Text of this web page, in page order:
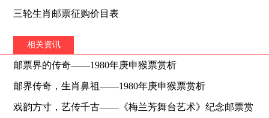
三轮生肖邮票征购价目表
相关资讯
邮票界的传奇——1980年庚申猴票赏析
邮界传奇，生肖鼻祖——1980年庚申猴票赏析
戏韵方寸，艺传千古——《梅兰芳舞台艺术》纪念邮票赏